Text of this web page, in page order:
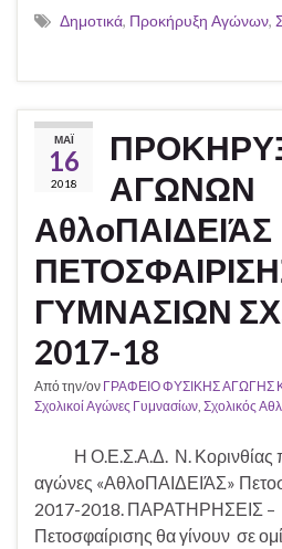
Δημοτικά, Προκήρυξη Αγώνων,
ΜΆΙ
16
2018
ΑΓΩΝΩΝ
ΑθλοΠΑΙΔΕΙΆΣ
ΓΥΜΝΑΣΙΩΝ
2017-18
Από την/ον ΓΡΑΦΕΙΟ ΦΥΣΙΚΗΣ ΑΓΩΓΗΣ
Σχολικοί Αγώνες Γυμνασίων Σχολικός
Η Ο.Ε.Σ.Α.Δ. Ν. Κορινθίας π
αγώνες «ΑθλοΠΑΙΔΕΙΆΣ»
2017-2018. ΠΑΡΑΤΗΡΗΣΕΙΣ –
Πετοσφαίρισης θα γίνουν σε